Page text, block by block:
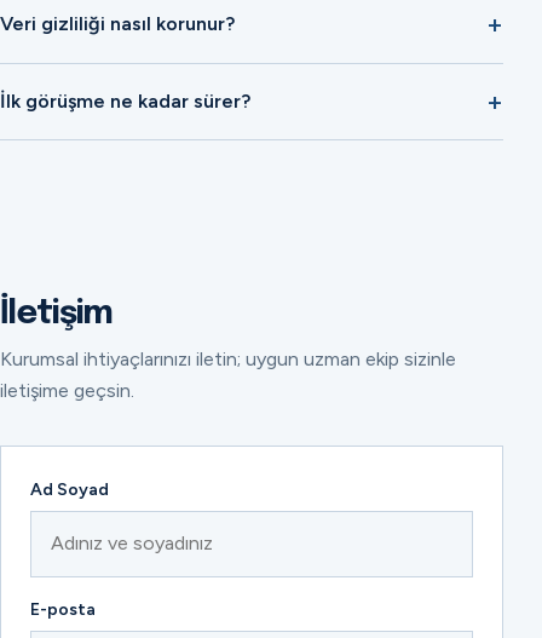
Veri gizliliği nasıl korunur?
İlk görüşme ne kadar sürer?
İletişim
Kurumsal ihtiyaçlarınızı iletin; uygun uzman ekip sizinle
iletişime geçsin.
Ad Soyad
E-posta